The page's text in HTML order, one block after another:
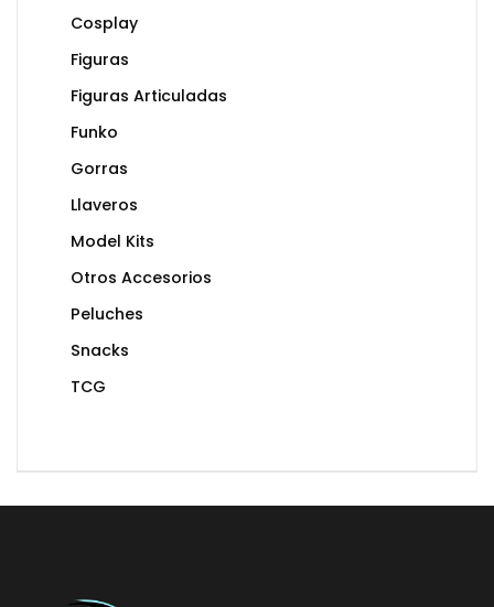
Cosplay
Figuras
Figuras Articuladas
Funko
Gorras
Llaveros
Model Kits
Otros Accesorios
Peluches
Snacks
TCG